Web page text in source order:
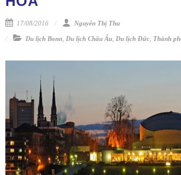
17/08/2016 Nguyễn Thị Thu
Du lịch Bonn, Du lịch Châu Âu, Du lịch Đức, Thành